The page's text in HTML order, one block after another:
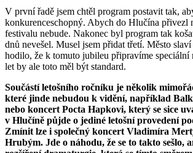
V první řadě jsem chtěl program postavit tak,
konkurenceschopný. Abych do Hlučína přivezl
festivalu nebude. Nakonec byl program tak
dnů nevešel. Musel jsem přidat třetí. Město
hodilo, že k tomuto jubileu připravíme
let by ale toto měl být standard.
Součástí letošního ročníku je několik
které jinde nebudou k vidění, například
nebo koncert Pocta Hapkovi, který se sice
v Hlučíně půjde o jediné letošní provedení
Zmínit lze i společný koncert Vladimíra
Hrubým. Jde o náhodu, že se to takto sešlo,